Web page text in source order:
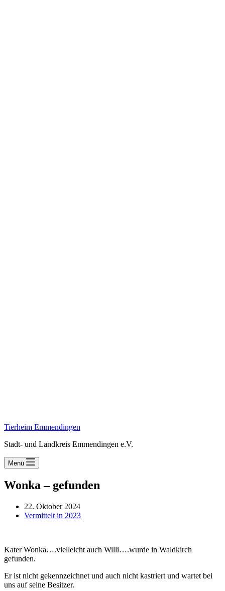
Tierheim Emmendingen
Stadt- und Landkreis Emmendingen e.V.
Menü
Wonka – gefunden
22. Oktober 2024
Vermittelt in 2023
Kater Wonka….vielleicht auch Willi….wurde in Waldkirch
gefunden.
Er ist nicht gekennzeichnet und auch nicht kastriert und wartet bei
uns auf seine Besitzer.